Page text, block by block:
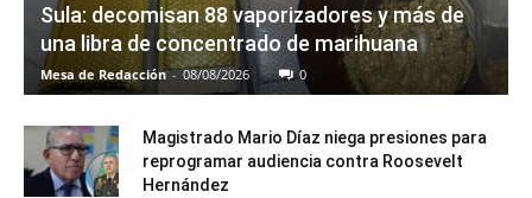
Sula: decomisan 88 vaporizadores y más de
una libra de concentrado de marihuana
Mesa de Redacción - 08/08/2026 0
Magistrado Mario Díaz niega presiones para
reprogramar audiencia contra Roosevelt
Hernández